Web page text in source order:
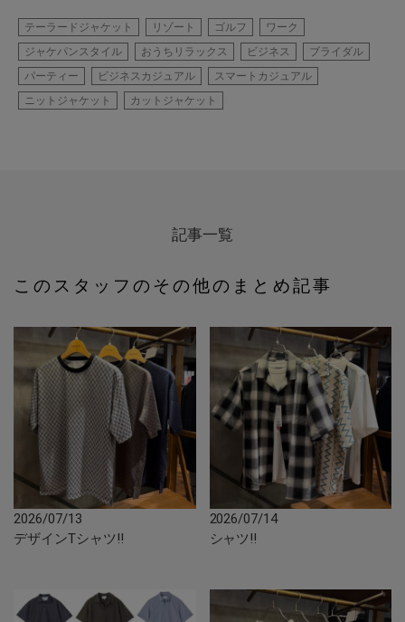
テーラードジャケット リゾート ゴルフ
ワーク
ジャケパンスタイル
おうちリラックス ビジネス
ブライダル
パーティー
ビジネスカジュアル
スマートカジュアル
ニットジャケット
カットジャケット
記事一覧
このスタッフのその他のまとめ記事
2026/07/13
デザインTシャツ‼︎
2026/07/14
シャツ‼︎